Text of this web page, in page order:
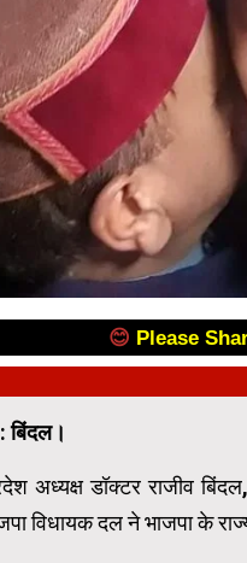
😊 Please
बिंदल।
अध्यक्ष डॉक्टर राजीव
विधायक दल ने भाजपा के